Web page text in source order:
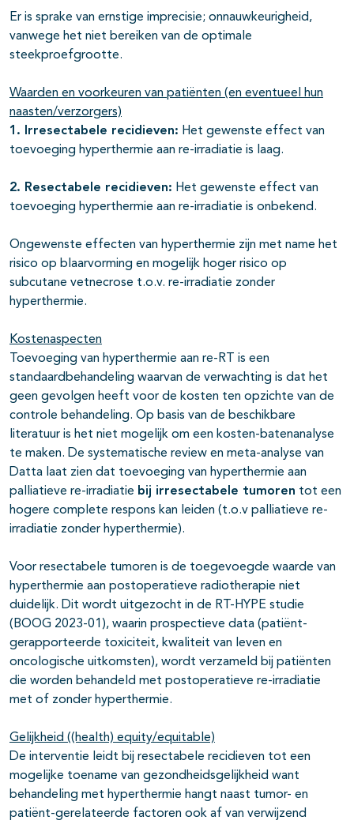
Er is sprake van ernstige imprecisie; onnauwkeurigheid,
vanwege het niet bereiken van de optimale
steekproefgrootte.
Waarden en voorkeuren van patiënten (en eventueel hun
naasten/verzorgers)
1. Irresectabele recidieven: Het gewenste effect van
toevoeging hyperthermie aan re-irradiatie is laag.
2. Resectabele recidieven: Het gewenste effect van
toevoeging hyperthermie aan re-irradiatie is onbekend.
Ongewenste effecten van hyperthermie zijn met name het
risico op blaarvorming en mogelijk hoger risico op
subcutane vetnecrose t.o.v. re-irradiatie zonder
hyperthermie.
Kostenaspecten
Toevoeging van hyperthermie aan re-RT is een
standaardbehandeling waarvan de verwachting is dat het
geen gevolgen heeft voor de kosten ten opzichte van de
controle behandeling. Op basis van de beschikbare
literatuur is het niet mogelijk om een kosten-batenanalyse
te maken. De systematische review en meta-analyse van
Datta laat zien dat toevoeging van hyperthermie aan
palliatieve re-irradiatie bij irresectabele tumoren tot een
hogere complete respons kan leiden (t.o.v palliatieve re-
irradiatie zonder hyperthermie).
Voor resectabele tumoren is de toegevoegde waarde van
hyperthermie aan postoperatieve radiotherapie niet
duidelijk. Dit wordt uitgezocht in de RT-HYPE studie
(BOOG 2023-01), waarin prospectieve data (patiënt-
gerapporteerde toxiciteit, kwaliteit van leven en
oncologische uitkomsten), wordt verzameld bij patiënten
die worden behandeld met postoperatieve re-irradiatie
met of zonder hyperthermie.
Gelijkheid ((health) equity/equitable)
De interventie leidt bij resectabele recidieven tot een
mogelijke toename van gezondheidsgelijkheid want
behandeling met hyperthermie hangt naast tumor- en
patiënt-gerelateerde factoren ook af van verwijzend